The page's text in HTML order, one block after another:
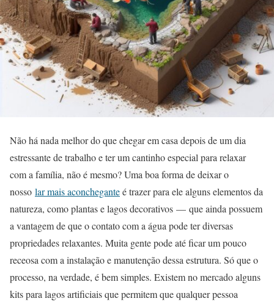
Não há nada melhor do que chegar em casa depois de um dia
estressante de trabalho e ter um cantinho especial para relaxar
com a família, não é mesmo? Uma boa forma de deixar o
nosso lar mais aconcheganteé trazer para ele alguns elementos da
natureza, como plantas e lagos decorativos — que ainda possuem
a vantagem de que o contato com a água pode ter diversas
propriedades relaxantes. Muita gente pode até ficar um pouco
receosa com a instalação e manutenção dessa estrutura. Só que o
processo, na verdade, é bem simples. Existem no mercado alguns
kits para lagos artificiais que permitem que qualquer pessoa